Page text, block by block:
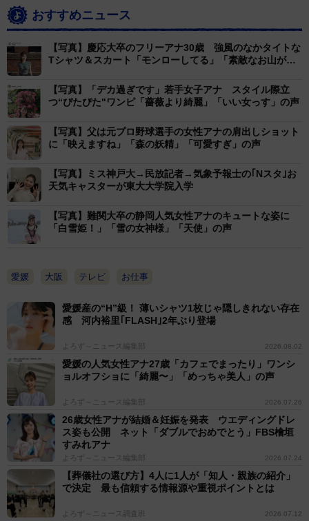
おすすめニュース
【写真】慶応大卒のフリーアナ30歳 強風のなかタイトな
Tシャツ＆スカート「モンローしてる」「素敵なお山が」
【写真】「デカ過ぎです」若手女子アナ スタイル際立
つ“ぴたぴた"ワンピ「薔薇より綺麗」「いい女っす」の声
【写真】父は元プロ野球選手の女性アナの肩出しショット
に「映えますね」「森の妖精」「可愛すぎ」の声
【写真】ミス神戸大→民放記者→気象予報士の｢Nスタ｣お
天気キャスターが東大大学院入学
【写真】難関大卒の静岡人気女性アナのキュートな姿に
「白雪姫！」「雪の女神様」「天使」の声
愛媛 大阪 テレビ お仕事
愛媛産の“H”級！ 薄いシャツ1枚じゃ隠しきれない存在
感 河内裕里｢FLASH｣2年ぶり登場
よろず～ニュース編集部 2026.08.02
愛媛の人気女性アナ27歳「カフェでまったり」ワンシ
ョルオフショに「綺麗〜」「めっちゃ美人」の声
よろず～ニュース編集部 2026.07.26
26歳女性アナが結婚＆妊娠を発表 ウエディングドレ
ス姿も公開 ネット「ダブルでおめでとう」FBS檜垣
すみれアナ
よろず～ニュース編集部 2026.07.24
【葬儀社の選び方】4人に1人が「知人・親族の紹介」
で決定 最も信頼する情報源や重視ポイントとは
よろず～ニュース調査班 2026.07.12